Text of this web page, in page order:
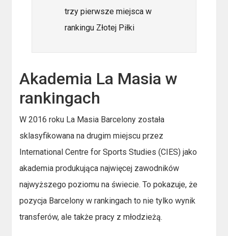
trzy pierwsze miejsca w
rankingu Złotej Piłki
Akademia La Masia w
rankingach
W 2016 roku La Masia Barcelony została
sklasyfikowana na drugim miejscu przez
International Centre for Sports Studies (CIES) jako
akademia produkująca najwięcej zawodników
najwyższego poziomu na świecie. To pokazuje, że
pozycja Barcelony w rankingach to nie tylko wynik
transferów, ale także pracy z młodzieżą.